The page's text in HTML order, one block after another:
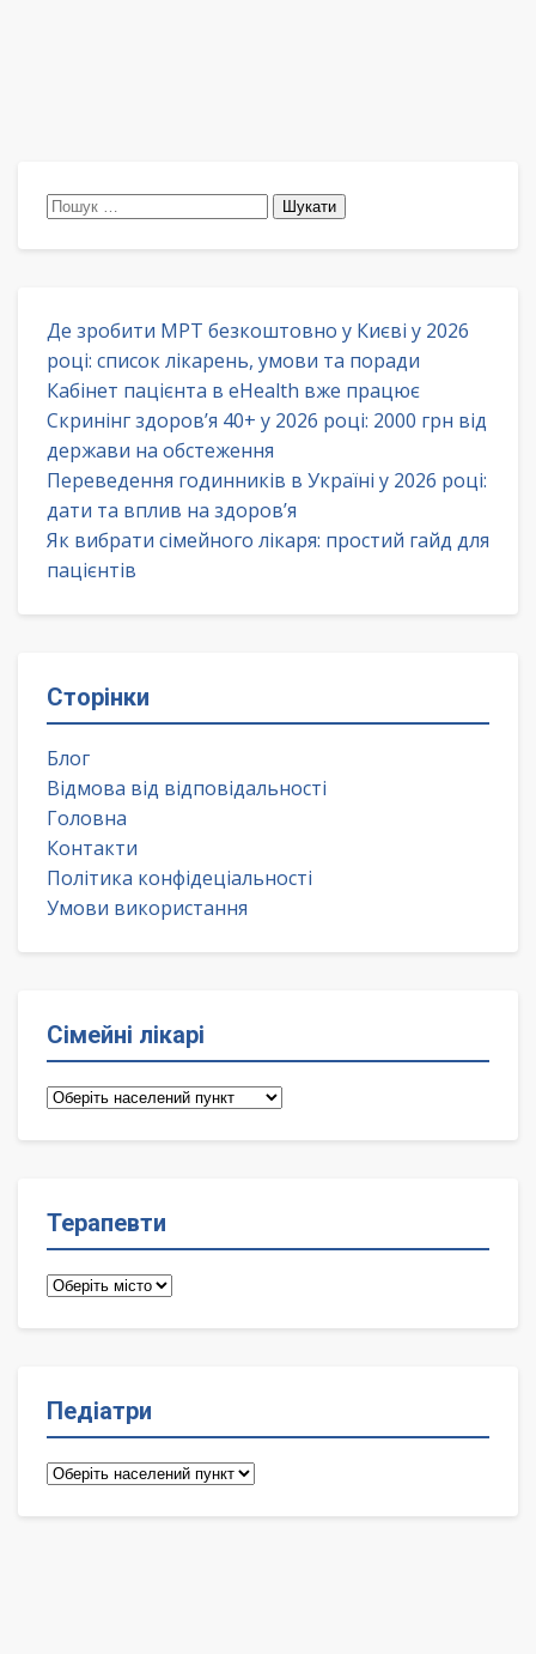
Пошук:
Де зробити МРТ безкоштовно у Києві у 2026
році: список лікарень, умови та поради
Кабінет пацієнта в eHealth вже працює
Скринінг здоров’я 40+ у 2026 році: 2000 грн від
держави на обстеження
Переведення годинників в Україні у 2026 році:
дати та вплив на здоров’я
Як вибрати сімейного лікаря: простий гайд для
пацієнтів
Сторінки
Блог
Відмова від відповідальності
Головна
Контакти
Політика конфідеціальності
Умови використання
Сімейні лікарі
Сімейні
Терапевти
Терапевти
Педіатри
Педіатри